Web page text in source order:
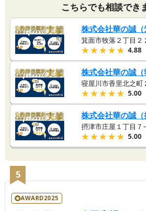
こちらでも相談でき
株式会社華の誠（
箕面市牧落２丁目２
★★★★★
★★★★★ 4.88
株式会社華の誠（
寝屋川市香里北之町
★★★★★
★★★★★ 5.00
株式会社華の誠（
摂津市庄屋１丁目７
★★★★★
★★★★★ 5.00
5
AWARD2025